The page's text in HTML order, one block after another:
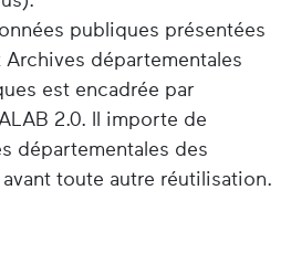
publiques présentées
départementales
est encadrée par
2.0. Il importe de
départementales des
toute autre réutilisation.